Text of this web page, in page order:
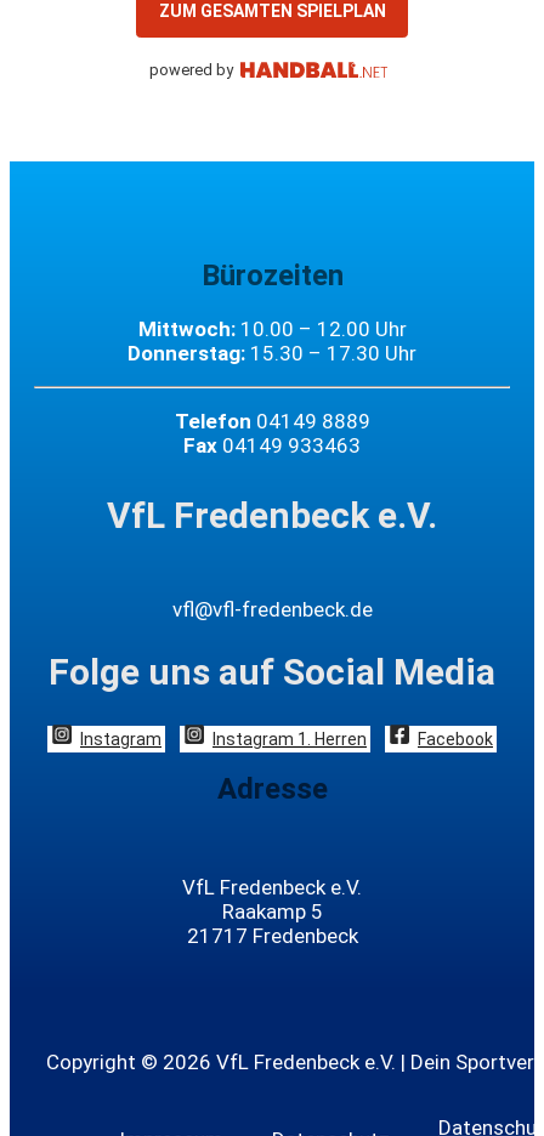
ZUM GESAMTEN SPIELPLAN
powered by
Bürozeiten
Mittwoch:10.00 – 12.00 Uhr
Donnerstag: 15.30 – 17.30 Uhr
Telefon 04149 8889
Fax 04149 933463
VfL Fredenbeck e.V.
vfl@vfl-fredenbeck.de
Folge uns auf Social Media
Instagram Instagram 1. Herren Facebook
Adresse
VfL Fredenbeck e.V.
Raakamp 5
21717 Fredenbeck
Copyright © 2026 VfL Fredenbeck e.V. | Dein